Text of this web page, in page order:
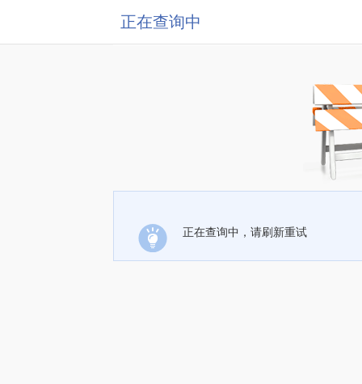
正在查询中
正在查询中，请刷新重试